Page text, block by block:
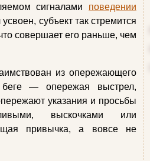
сигналами поведении
субъект так стремится
совершает его раньше, чем
из опережающего
— опережая выстрел,
указания и просьбы
выскочками или
привычка, а вовсе не